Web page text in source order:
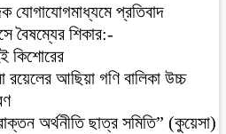
যোগাযোগমাধ্যমে প্রতিবাদ
বৈষম্যের শিকার:-
কিশোরের
রয়েলের আছিয়া গণি বালিকা উচ্চ
অর্থনীতি ছাত্র সমিতি” (কুয়েসা)